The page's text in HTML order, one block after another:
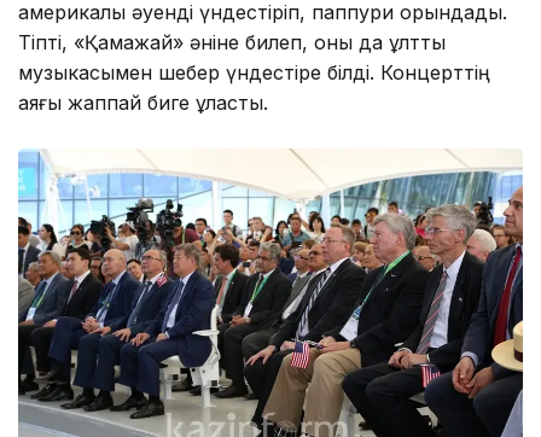
америкалық әуенді үндестіріп, паппури орындады.
Тіпті, «Қамажай» әніне билеп, оны да ұлттық
музыкасымен шебер үндестіре білді. Концерттің
аяғы жаппай биге ұласты.